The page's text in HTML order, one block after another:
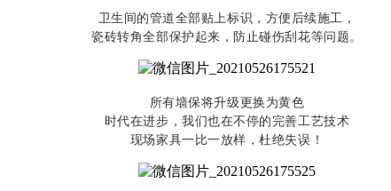
卫生间的管道全部贴上标识，方便后续施工，
瓷砖转角全部保护起来，防止碰伤刮花等问题。
所有墙保将升级更换为黄色
时代在进步，我们也在不停的完善工艺技术
现场家具一比一放样，杜绝失误！